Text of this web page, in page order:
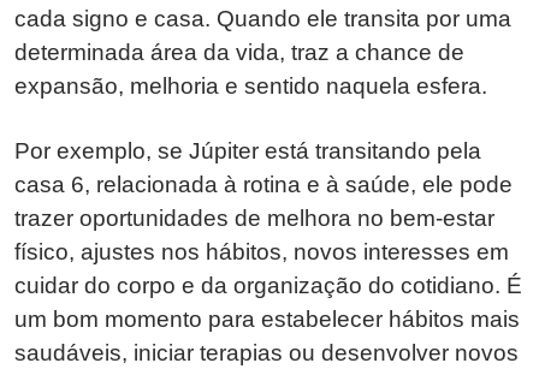
cada signo e casa. Quando ele transita por uma
determinada área da vida, traz a chance de
expansão, melhoria e sentido naquela esfera.
Por exemplo, se Júpiter está transitando pela
casa 6, relacionada à rotina e à saúde, ele pode
trazer oportunidades de melhora no bem-estar
físico, ajustes nos hábitos, novos interesses em
cuidar do corpo e da organização do cotidiano. É
um bom momento para estabelecer hábitos mais
saudáveis, iniciar terapias ou desenvolver novos